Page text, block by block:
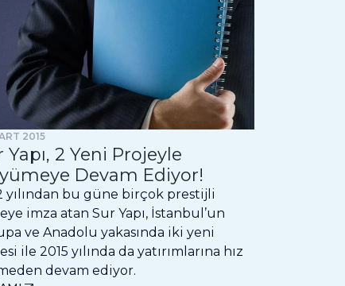
2015
Yapı, 2 Yeni Projeyle
Devam Ediyor!
yılından bu güne birçok prestijli
imza atan Sur Yapı, İstanbul’un
ve Anadolu yakasında iki yeni
ile 2015 yılında da yatırımlarına hız
devam ediyor.